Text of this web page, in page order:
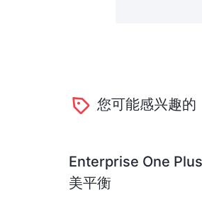
您可能感兴趣的
Enterprise One
美平衡